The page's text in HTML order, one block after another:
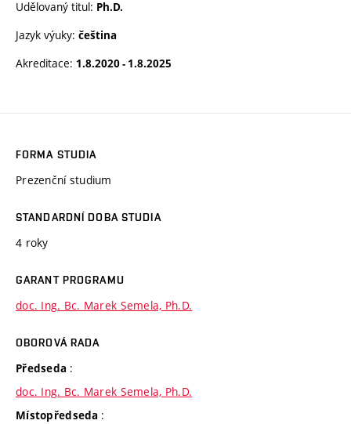
Udělovaný titul: Ph.D.
Jazyk výuky: čeština
Akreditace: 1.8.2020 - 1.8.2025
FORMA STUDIA
Prezenční studium
STANDARDNÍ DOBA STUDIA
4 roky
GARANT PROGRAMU
doc. Ing. Bc. Marek Semela, Ph.D.
OBOROVÁ RADA
Předseda :
doc. Ing. Bc. Marek Semela, Ph.D.
Místopředseda :